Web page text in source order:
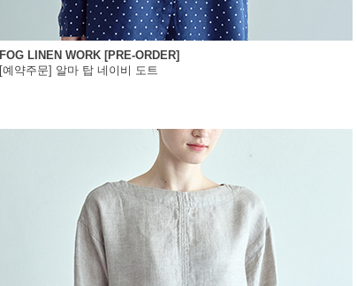
FOG LINEN WORK [PRE-ORDER]
[예약주문] 알마 탑 네이비 도트